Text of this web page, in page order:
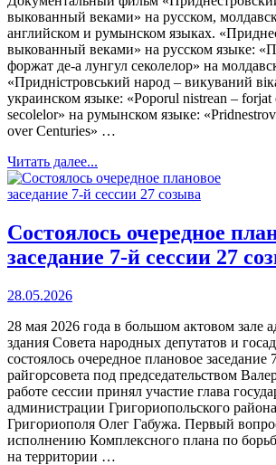
выкованный веками» на русском,
английском и румынском языках.
выкованный веками» на русском языке:
форжат де-а лунгул секолелор» на
«Придністровський народ – викуваний
украинском языке: «Poporul nistrean – forjat
secolelor» на румынском языке:
over Centuries» …
Читать далее...
Состоялось очередное
заседание 7-й сессии 27
28.05.2026
28 мая 2026 года в большом актовом зале
здания Совета народных депутатов и
состоялось очередное плановое заседание
райгорсовета под председательством
работе сессии принял участие глава
администрации Григориопольского
Григориополя Олег Габужа. Первый
исполнению Комплексного плана по
на территории …